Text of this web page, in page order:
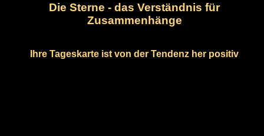
Die Sterne - das Verständnis für
Zusammenhänge
Ihre Tageskarte ist von der Tendenz her positiv